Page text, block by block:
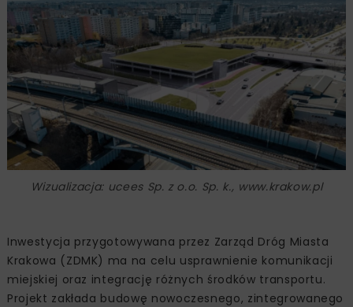
Wizualizacja: ucees Sp. z o.o. Sp. k., www.krakow.pl
Inwestycja przygotowywana przez Zarząd Dróg Miasta
Krakowa (ZDMK) ma na celu usprawnienie komunikacji
miejskiej oraz integrację różnych środków transportu.
Projekt zakłada budowę nowoczesnego, zintegrowanego